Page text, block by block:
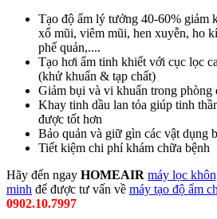
Tạo độ ẩm lý tưởng 40-60% giảm
xổ mũi, viêm mũi, hen xuyễn, ho
phế quản,....
Tạo hơi ẩm tinh khiết với cục lọc
(khử khuẩn & tạp chất)
Giảm bụi và vi khuẩn trong phòng
Khay tinh dầu lan tỏa giúp tinh
được tốt hơn
Bảo quản và giữ gìn các vật dụng
Tiết kiệm chi phí khám chữa bệnh
Hãy đến ngay HOMEAIR máy lọc
minh để được tư vấn về máy tạo độ ẩm
0902.10.7997